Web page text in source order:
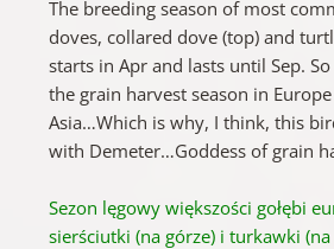
The breeding season of most
doves, collared dove (top) and
starts in Apr and lasts until Sep.
the grain harvest season in
Asia…Which is why, I think, this
with Demeter…Goddess of grain
Sezon lęgowy większości gołębi
sierściutki (na górze) i turkawki